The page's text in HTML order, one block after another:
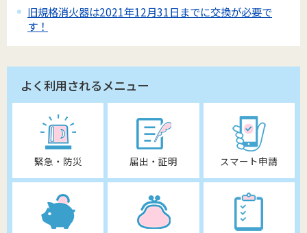
旧規格消火器は2021年12月31日までに交換が必要で
す！
よく利用されるメニュー
緊急・防災 届出・証明 スマート申請